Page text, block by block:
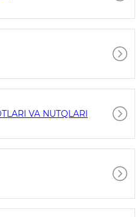
VA NUTQLARI